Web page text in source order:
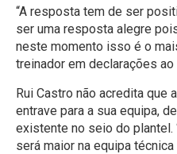
“A resposta tem de ser
ser uma resposta alegre
neste momento isso é o
treinador em declarações ao
Rui Castro não acredita que
entrave para a sua equipa,
existente no seio do plantel.
será maior na equipa